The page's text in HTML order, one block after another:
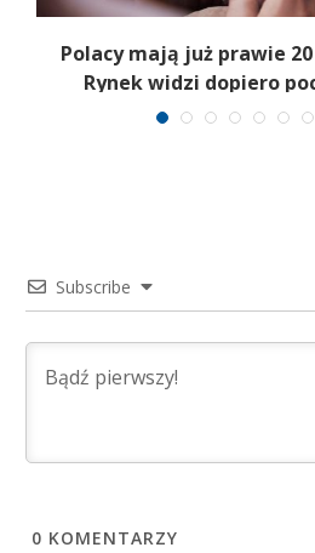
Polacy mają już prawie 20
Rynek widzi dopiero
Subscribe
0 KOMENTARZY